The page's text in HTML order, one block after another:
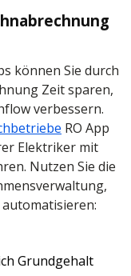
können Sie durch
Zeit sparen,
verbessern.
RO App
Elektriker mit
Nutzen Sie die
automatisieren:
Grundgehalt